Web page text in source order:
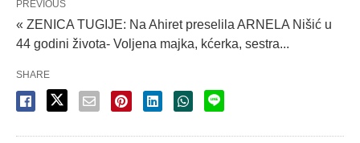
PREVIOUS
« ZENICA TUGIJE: Na Ahiret preselila ARNELA Nišić u
44 godini života- Voljena majka, kćerka, sestra...
SHARE